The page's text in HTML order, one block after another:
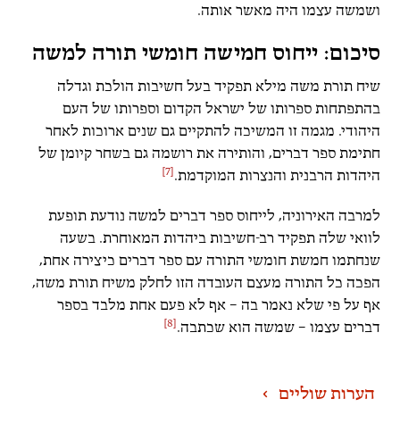
ושמשה עצמו היה מאשר אותה.
סיכום: ייחוס חמישה חומשי תורה למשה
שיח תורת משה מילא תפקיד בעל חשיבות הולכת וגדלה
בהתפתחות ספרותו של ישראל הקדום וספרותו של העם
היהודי. מגמה זו המשיכה להתקיים גם שנים ארוכות לאחר
חתימת ספר דברים, והותירה את רושמה גם בשחר קיומן של
היהדות הרבנית והנצרות המוקדמת. [7]
למרבה האירוניה, לייחוס ספר דברים למשה נודעת תופעת
לוואי שלה תפקיד רב-חשיבות ביהדות המאוחרת. בשעה
שנחתמו חמשת חומשי התורה עם ספר דברים כיצירה אחת,
הפכה כל התורה מעצם העובדה הזו לחלק משיח תורת משה,
אף על פי שלא נאמר בה – אף לא פעם אחת מלבד בספר
דברים עצמו – שמשה הוא שכתבה. [8]
הערות שוליים